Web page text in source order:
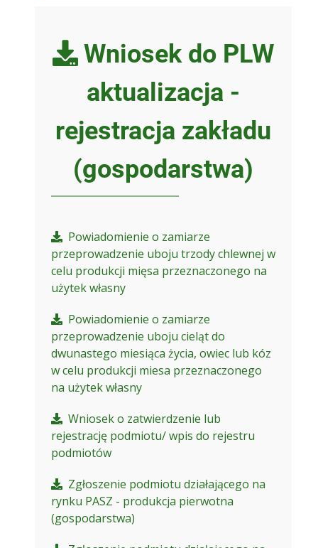
Wniosek do PLW
aktualizacja -
rejestracja zakładu
(gospodarstwa)
Powiadomienie o zamiarze
przeprowadzenie uboju trzody chlewnej w
celu produkcji mięsa przeznaczonego na
użytek własny
Powiadomienie o zamiarze
przeprowadzenie uboju cieląt do
dwunastego miesiąca życia, owiec lub kóz
w celu produkcji miesa przeznaczonego
na użytek własny
Wniosek o zatwierdzenie lub
rejestrację podmiotu/ wpis do rejestru
podmiotów
Zgłoszenie podmiotu działającego na
rynku PASZ - produkcja pierwotna
(gospodarstwa)